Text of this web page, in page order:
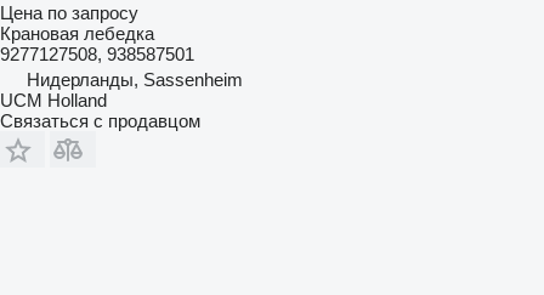
Цена по запросу
Крановая лебедка
9277127508, 938587501
Нидерланды, Sassenheim
UCM Holland
Связаться с продавцом